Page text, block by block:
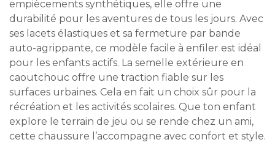
empiècements synthétiques, elle offre une
durabilité pour les aventures de tous les jours. Avec
ses lacets élastiques et sa fermeture par bande
auto-agrippante, ce modèle facile à enfiler est idéal
pour les enfants actifs. La semelle extérieure en
caoutchouc offre une traction fiable sur les
surfaces urbaines. Cela en fait un choix sûr pour la
récréation et les activités scolaires. Que ton enfant
explore le terrain de jeu ou se rende chez un ami,
cette chaussure l’accompagne avec confort et style.